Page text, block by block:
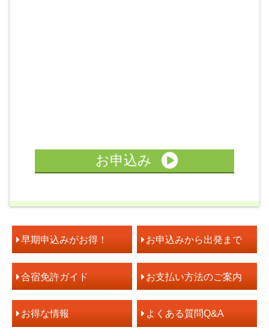
MT車の場合は税込33,000円UP 自動二輪免許所持の場合は
込）ＵＰ
宿泊プラン
レギュラー
4/1～7/18
215,000円
税込236,500円
7/19～7/31
234,546円
税込258,000円
校内マンション免許皆伝館
お申込み
早期申込みがお得！ お申込みから出発まで
合宿免許ガイド お支払い方法のご案内
お得な情報 よくある質問Q&A